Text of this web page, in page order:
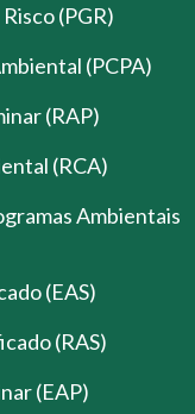
(PGR)
(PCPA)
(RAP)
(RCA)
Ambientais
(EAS)
(RAS)
(EAP)